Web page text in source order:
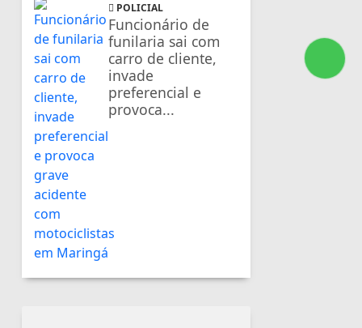
POLICIAL
Funcionário de
funilaria sai com
carro de cliente,
invade
preferencial e
provoca...